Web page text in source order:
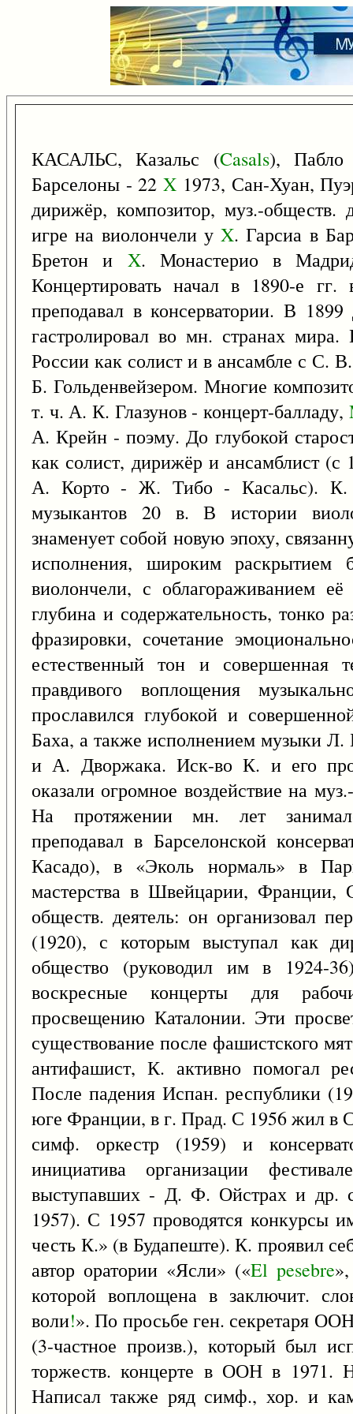
КАСАЛЬС, Казальс (Casals),
Барселоны - 22X 1973, Сан-Хуан,
дирижёр, композитор, муз.-обществ.
игре на виолончели уX. Гарсиа в
Бретон и X. Монастерио в
Концертировать начал в 1890-е гг.
преподавал в консерватории. В
гастролировал во мн. странах
России как солист и в ансамбле с
Б. Гольденвейзером. Многие
т. ч. А. К. Глазунов - концерт-балладу,
А. Крейн - поэму. До глубокой
как солист, дирижёр и ансамблист (с
А. Корто - Ж. Тибо - Касальс). К.
музыкантов 20 в. В истории
знаменует собой новую эпоху,
исполнения, широким раскрытием
виолончели, с облагораживанием
глубина и содержательность, тонко
фразировки, сочетание
естественный тон и совершенная
правдивого воплощения
прославился глубокой и
Баха, а также исполнением музыки
и А. Дворжака. Иск-во К. и его
оказали огромное воздействие на
На протяжении мн. лет
преподавал в Барселонской
Касадо), в «Эколь нормаль» в
мастерства в Швейцарии,
обществ. деятель: он организовал
(1920), с которым выступал как
общество (руководил им в 1924-
воскресные концерты для
просвещению Каталонии. Эти
существование после фашистского
антифашист, К. активно помогал
После падения Испан. республики
юге Франции, в г. Прад. С 1956 жил в
симф. оркестр (1959) и
инициатива организации
выступавших - Д. Ф. Ойстрах и др.
1957). С 1957 проводятся
честь К.» (в Будапеште). К. проявил
автор оратории «Ясли» («El pesebre
которой воплощена в заключит.
воли!». По просьбе ген. секретаря
(3-частное произв.), который был
торжеств. концерте в ООН в
Написал также ряд симф., хор. и